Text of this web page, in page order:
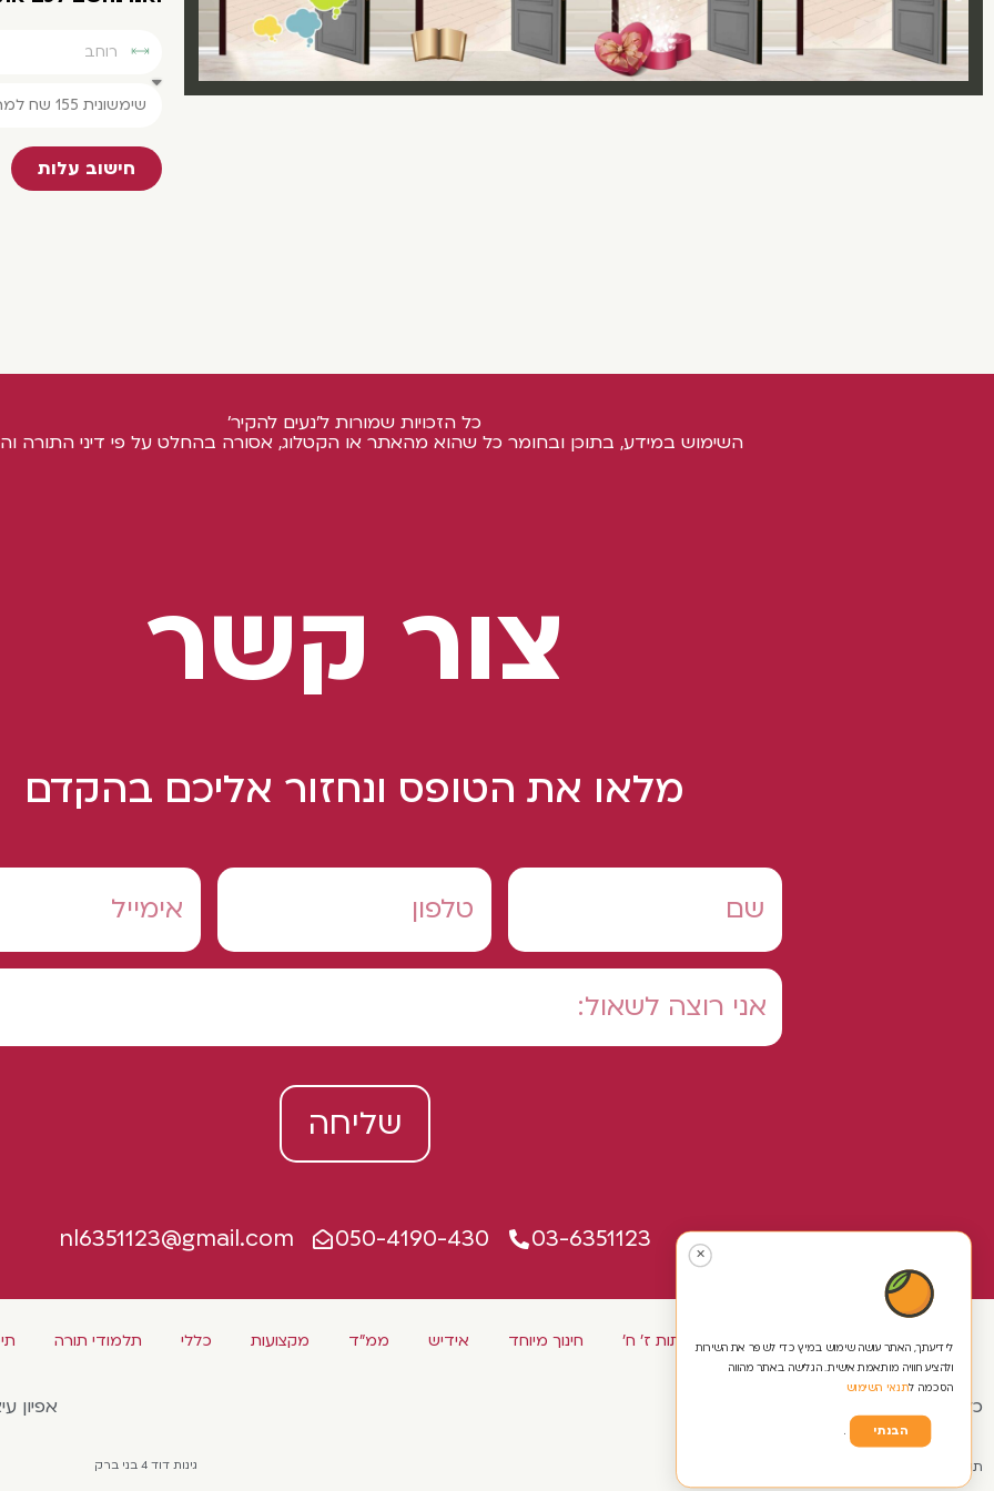
חישוב עלות
כל הזכויות שמורות ל'נעים להקיר'
השימוש במידע, בתוכן ובחומר כל שהוא מהאתר או הקטלוג, אסורה בהחלט על פי דיני התורה
צור קשר
מלאו את הטופס ונחזור אליכם בהקדם
שליחה
03-6351123
050-4190-430
nl6351123@gmail.com
כיתות א' ב' ג' כיתות ד' ה' ו' כיתות ז' ח' חינוך מיוחד אידיש ממ"ד מקצועות כללי תלמודי תורה
כל הזכויות שמורות ל'נעים להקיר' אפיון
תקנון ומדינות אתר גינות דוד 4 בני ברק
✕
לידיעתך, האתר עושה שימוש במיץ כדי לשפר את השירות
ולהציע חוויה מותאמת אישית. הגלישה באתר מהווה
הסכמה לתנאי השימוש
הבנתי .